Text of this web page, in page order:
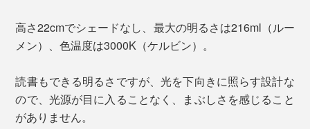
高さ22cmでシェードなし、最大の明るさは216ml（ルー
メン）、色温度は3000K（ケルビン）。
読書もできる明るさですが、光を下向きに照らす設計な
ので、光源が目に入ることなく、まぶしさを感じること
がありません。